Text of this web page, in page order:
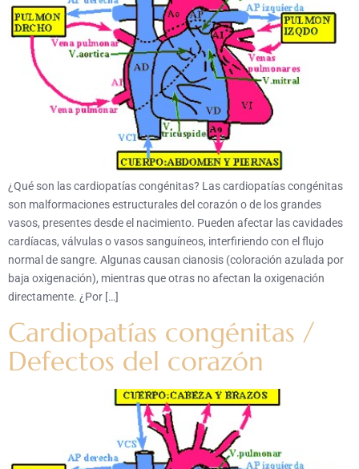
¿Qué son las cardiopatías congénitas? Las cardiopatías congénitas
son malformaciones estructurales del corazón o de los grandes
vasos, presentes desde el nacimiento. Pueden afectar las cavidades
cardíacas, válvulas o vasos sanguíneos, interfiriendo con el flujo
normal de sangre. Algunas causan cianosis (coloración azulada por
baja oxigenación), mientras que otras no afectan la oxigenación
directamente. ¿Por […]
Cardiopatías congénitas /
Defectos del corazón